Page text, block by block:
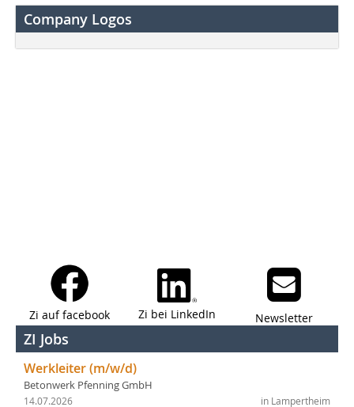
Company Logos
Zi auf facebook Zi bei LinkedIn Newsletter
ZI Jobs
Werkleiter (m/w/d)
Betonwerk Pfenning GmbH
in Lampertheim
14.07.2026